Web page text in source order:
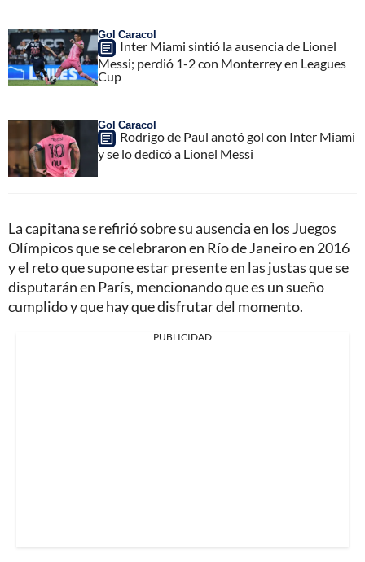
Gol Caracol
Inter Miami sintió la ausencia de Lionel
Messi; perdió 1-2 con Monterrey en Leagues
Cup
Gol Caracol
Rodrigo de Paul anotó gol con Inter Miami
y se lo dedicó a Lionel Messi
La capitana se refirió sobre su ausencia en los Juegos
Olímpicos que se celebraron en Río de Janeiro en 2016
y el reto que supone estar presente en las justas que se
disputarán en París, mencionando que es un sueño
cumplido y que hay que disfrutar del momento.
PUBLICIDAD